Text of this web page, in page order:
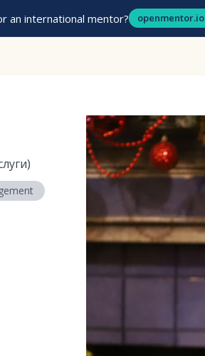
an international mentor? openmentor.io